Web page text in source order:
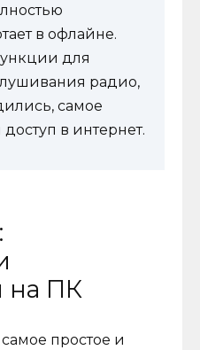
в офлайне.
для
радио,
самое
в интернет.
на ПК
простое и